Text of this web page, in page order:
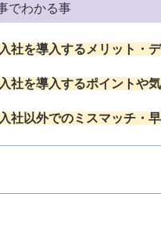
でわかる事
社を導入するメリット・
社を導入するポイントや
社以外でのミスマッチ・